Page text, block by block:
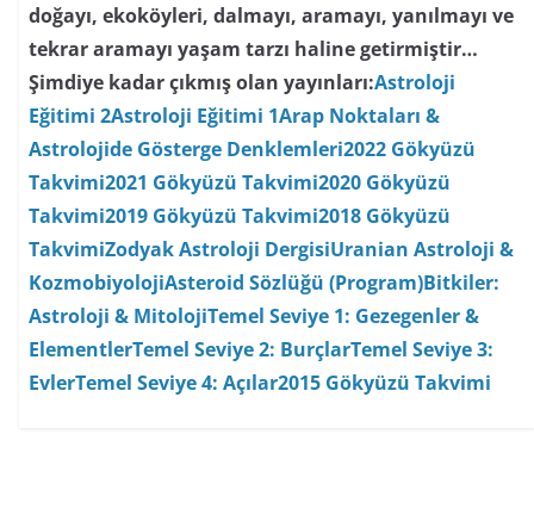
doğayı, ekoköyleri, dalmayı, aramayı, yanılmayı ve
tekrar aramayı yaşam tarzı haline getirmiştir…
Şimdiye kadar çıkmış olan yayınları:Astroloji
Eğitimi 2Astroloji Eğitimi 1Arap Noktaları &
Astrolojide Gösterge Denklemleri2022 Gökyüzü
Takvimi2021 Gökyüzü Takvimi2020 Gökyüzü
Takvimi2019 Gökyüzü Takvimi2018 Gökyüzü
TakvimiZodyak Astroloji DergisiUranian Astroloji &
KozmobiyolojiAsteroid Sözlüğü (Program)Bitkiler:
Astroloji & MitolojiTemel Seviye 1: Gezegenler &
ElementlerTemel Seviye 2: BurçlarTemel Seviye 3:
EvlerTemel Seviye 4: Açılar2015 Gökyüzü Takvimi